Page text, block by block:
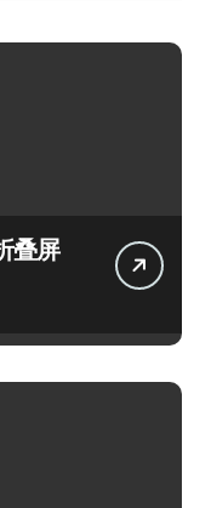
叠屏